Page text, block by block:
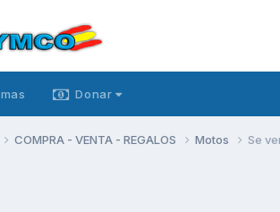
Donar
COMPRA - VENTA - REGALOS Motos Se